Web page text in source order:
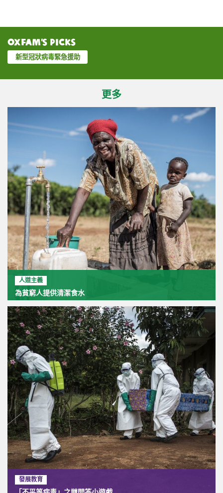
Oxfam’s Picks
新型冠狀病毒緊急援助
更多
人道主義
為貧窮人提供清潔食水
發展教育